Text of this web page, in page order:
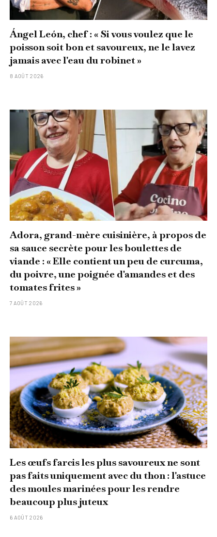
Ángel León, chef : « Si vous voulez que le
poisson soit bon et savoureux, ne le lavez
jamais avec l'eau du robinet »
8 AOÛT 2026
Adora, grand-mère cuisinière, à propos de
sa sauce secrète pour les boulettes de
viande : « Elle contient un peu de curcuma,
du poivre, une poignée d'amandes et des
tomates frites »
7 AOÛT 2026
Les œufs farcis les plus savoureux ne sont
pas faits uniquement avec du thon : l'astuce
des moules marinées pour les rendre
beaucoup plus juteux
6 AOÛT 2026